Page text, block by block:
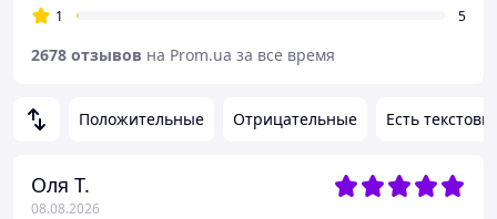
Положительные Отрицательные Есть
Оля Т.
08.08.2026
1
5
2678 отзывов на Prom.ua за все время